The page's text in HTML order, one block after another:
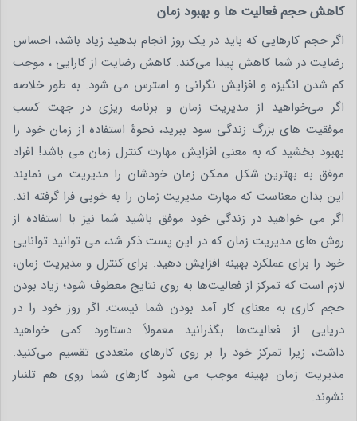
کاهش حجم فعالیت ها و بهبود زمان
اگر حجم کارهایی که باید در یک روز انجام بدهید زیاد باشد، احساس
رضایت در شما کاهش پیدا می‌کند. کاهش رضایت از کارایی ، موجب
کم شدن انگیزه و افزایش نگرانی و استرس می شود. به طور خلاصه
اگر می‌خواهید از مدیریت زمان و برنامه ریزی در جهت کسب
موفقیت های بزرگ زندگی سود ببرید، نحوۀ استفاده از زمان خود را
بهبود بخشید که به معنی افزایش مهارت کنترل زمان می باشد! افراد
موفق به بهترین شکل ممکن زمان خودشان را مدیریت می‌ نمایند
این بدان معناست که مهارت مدیریت زمان را به خوبی فرا گرفته اند.
اگر می خواهید در زندگی خود موفق باشید شما نیز با استفاده از
روش های مدیریت زمان که در این پست ذکر شد، می توانید توانایی
خود را برای عملکرد بهینه افزایش دهید. برای کنترل و مدیریت زمان،
لازم است که تمرکز از فعالیت‌ها به روی نتایج معطوف شود؛ زیاد بودن
حجم کاری به معنای کار آمد بودن شما نیست. اگر روز خود را در
دریایی از فعالیت‌ها بگذرانید معمولاً دستاورد کمی خواهید
داشت، زیرا تمرکز خود را بر روی کارهای متعددی تقسیم می‌کنید.
مدیریت زمان بهینه موجب می شود کارهای شما روی هم تلنبار
نشوند.